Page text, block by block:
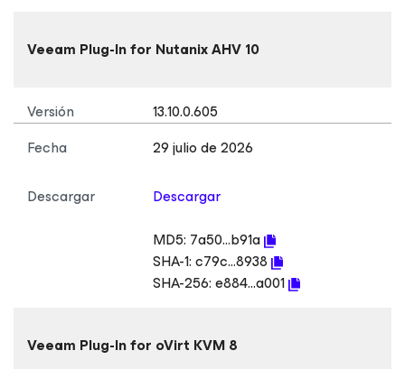
Veeam Plug-Infor Nutanix AHV10
Versión
13.10.0.605
Fecha
29 julio de 2026
Descargar
Descargar
MD5: 7a50...b91a
SHA-1:c79c...8938
SHA-256:e884...a001
Veeam Plug-Infor oVirt KVM8